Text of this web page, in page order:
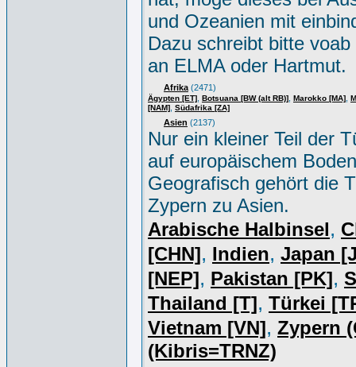
und Ozeanien mit
Dazu schreibt bitte
an ELMA oder Hartmut.
Afrika (2471)
Ägypten [ET] Botsuana [BW (alt RB)] Marokko [MA]
[NAM] Südafrika [ZA]
Asien (2137)
Nur ein kleiner Teil der
auf europäischem
Geografisch gehört die
Zypern zu Asien.
Arabische Halbinsel,
[CHN], Indien, Japan
[NEP], Pakistan [PK],
Thailand [T], Türkei
Vietnam [VN], Zypern
(Kibris=TRNZ)